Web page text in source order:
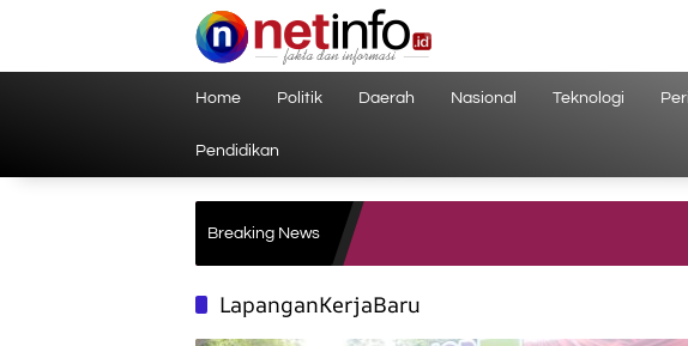
Home Politik Daerah Nasional Teknologi
Pendidikan
Breaking News
LapanganKerjaBaru